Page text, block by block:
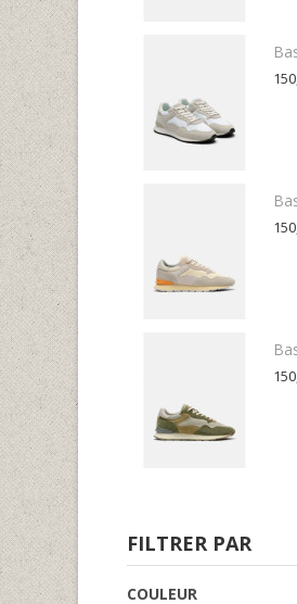
FILTRER PAR
COULEUR